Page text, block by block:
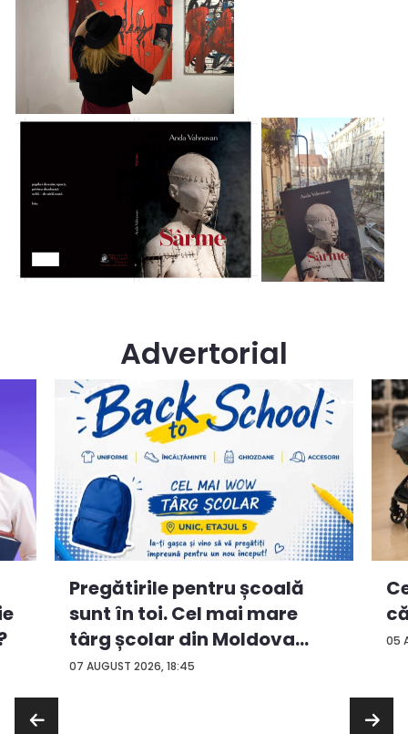
Advertorial
07 AUGUST 2026, 18:45
Pregătirile pentru școală
sunt în toi. Cel mai mare
târg școlar din Moldova
con...
05